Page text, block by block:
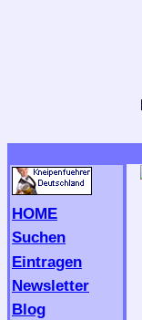
HOME
Suchen
Eintragen
Newsletter
Blog